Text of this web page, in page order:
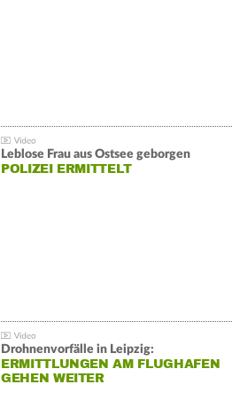
Leblose Frau aus Ostsee geborgen
POLIZEI ERMITTELT
Drohnenvorfälle in Leipzig:
ERMITTLUNGEN AM FLUGHAFEN
GEHEN WEITER